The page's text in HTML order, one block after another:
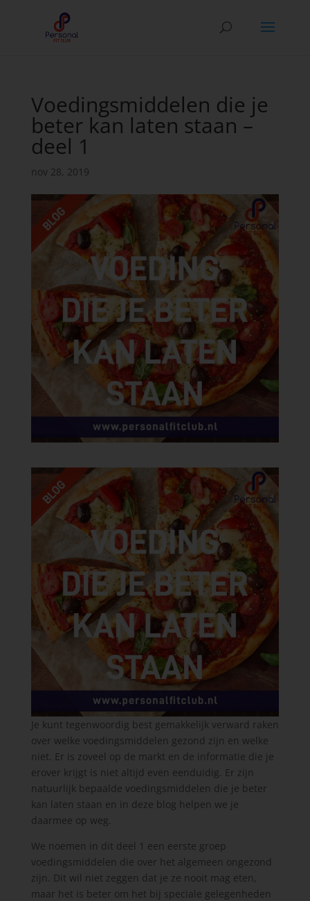
Voedingsmiddelen die je
beter kan laten staan –
deel 1
nov 28, 2019
Je kunt tegenwoordig best gemakkelijk verward raken
over welke voedingsmiddelen gezond zijn en welke
niet. Er is zoveel op de markt en de informatie die je
erover krijgt is niet altijd even eenduidig. Er zijn
natuurlijk bepaalde voedingsmiddelen die je beter
kan laten staan en in deze blog helpen we je
daarmee op weg.
We noemen in dit deel 1 een eerste groep
voedingsmiddelen die over het algemeen ongezond
zijn. Dit wil niet zeggen dat je ze nooit mag eten,
maar het is beter om het bij speciale gelegenheden